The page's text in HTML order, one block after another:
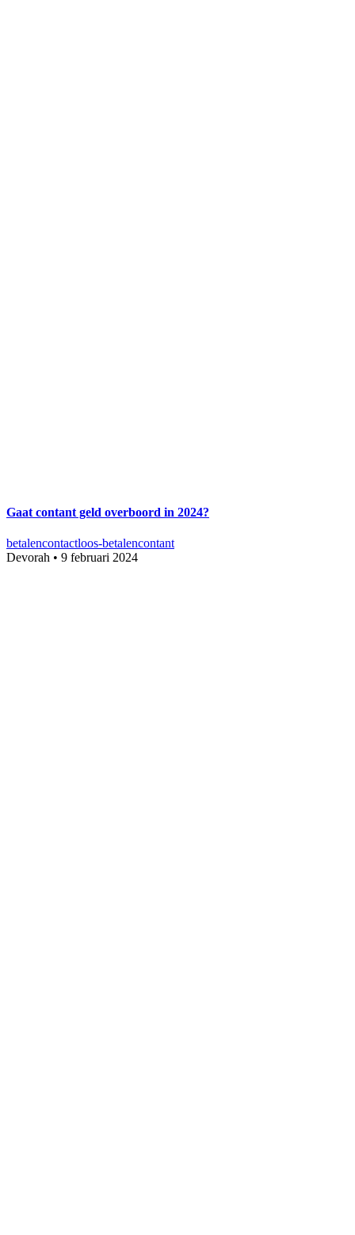
Gaat contant geld overboord in 2024?
betalencontactloos-betalencontant
Devorah • 9 februari 2024